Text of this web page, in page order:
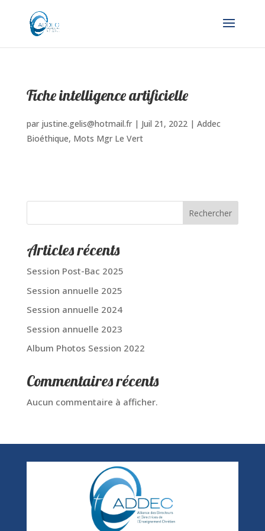
Fiche intelligence artificielle
par justine.gelis@hotmail.fr| Juil 21, 2022| Addec
Bioéthique, Mots Mgr Le Vert
Rechercher
Articles récents
Session Post-Bac 2025
Session annuelle 2025
Session annuelle 2024
Session annuelle 2023
Album Photos Session 2022
Commentaires récents
Aucun commentaire à afficher.